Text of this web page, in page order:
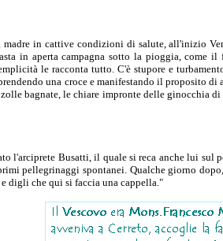
madre in cattive condizioni di salute, all'inizio
in aperta campagna sotto la pioggia, come
le racconta tutto. C'è stupore e
una croce e manifestando il proposito
bagnate, le chiare impronte delle ginocchia
l'arciprete Busatti, il quale si reca anche lui sul
pellegrinaggi spontanei. Qualche giorno
digli che qui si faccia una cappella."